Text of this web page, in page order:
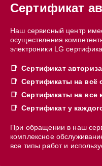
Сертификат
Наш сервисный центр
осуществления
электроники LG
Сертификат
Сертификаты на всё
Сертификаты на все
Сертификат у
При обращении в наш
комплексное
все типы работ и